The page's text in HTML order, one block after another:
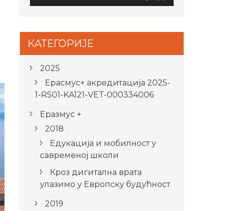
КАТЕГОРИЈЕ
2025
Ерасмус+ акредитацијa 2025-
1-RS01-KA121-VET-000334006
Еразмус +
2018
Едукација и мобилност у
савременој школи
Кроз дигитална врата
улазимо у Европску будућност
2019